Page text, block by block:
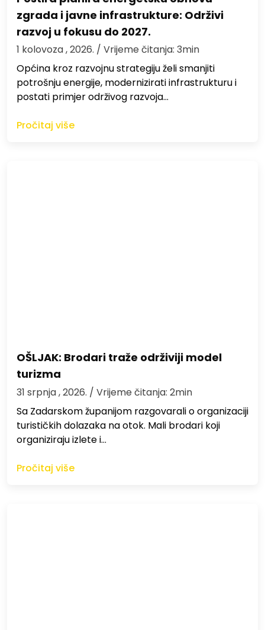
zgrada i javne infrastrukture: Održivi
razvoj u fokusu do 2027.
1 kolovoza , 2026. / Vrijeme čitanja: 3min
Općina kroz razvojnu strategiju želi smanjiti
potrošnju energije, modernizirati infrastrukturu i
postati primjer održivog razvoja…
Pročitaj više
OŠLJAK: Brodari traže održiviji model
turizma
31 srpnja , 2026. / Vrijeme čitanja: 2min
Sa Zadarskom županijom razgovarali o organizaciji
turističkih dolazaka na otok. Mali brodari koji
organiziraju izlete i…
Pročitaj više